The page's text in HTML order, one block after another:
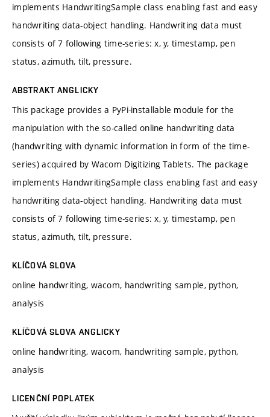
implements HandwritingSample class enabling fast and easy
handwriting data-object handling. Handwriting data must
consists of 7 following time-series: x, y, timestamp, pen
status, azimuth, tilt, pressure.
ABSTRAKT ANGLICKY
This package provides a PyPi-installable module for the
manipulation with the so-called online handwriting data
(handwriting with dynamic information in form of the time-
series) acquired by Wacom Digitizing Tablets. The package
implements HandwritingSample class enabling fast and easy
handwriting data-object handling. Handwriting data must
consists of 7 following time-series: x, y, timestamp, pen
status, azimuth, tilt, pressure.
KLÍČOVÁ SLOVA
online handwriting, wacom, handwriting sample, python,
analysis
KLÍČOVÁ SLOVA ANGLICKY
online handwriting, wacom, handwriting sample, python,
analysis
LICENČNÍ POPLATEK